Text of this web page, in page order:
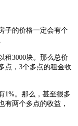
子的价格一定会有个
租3000块。那么总价
点，3个多点的租金收
1%。那么，甚至很多
有两个多点的收益，